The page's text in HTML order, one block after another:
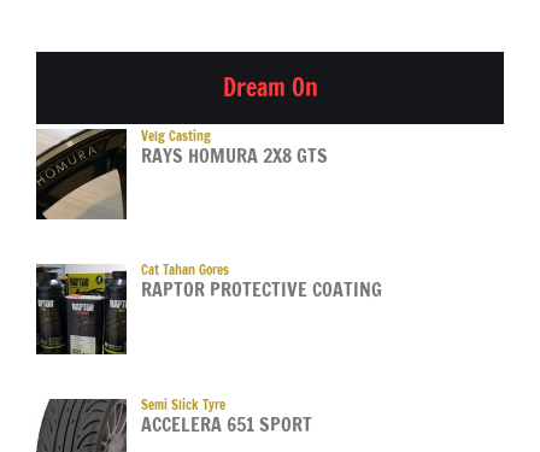
Dream On
Velg Casting
RAYS HOMURA 2X8 GTS
Cat Tahan Gores
RAPTOR PROTECTIVE COATING
Semi Slick Tyre
ACCELERA 651 SPORT